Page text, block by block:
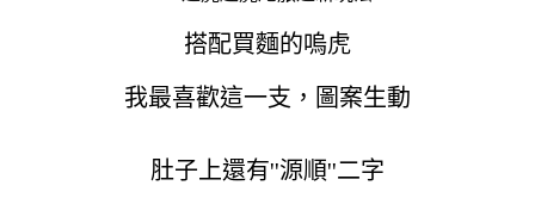
搭配買麵的嗚虎
我最喜歡這一支，圖案生動
肚子上還有''源順''二字